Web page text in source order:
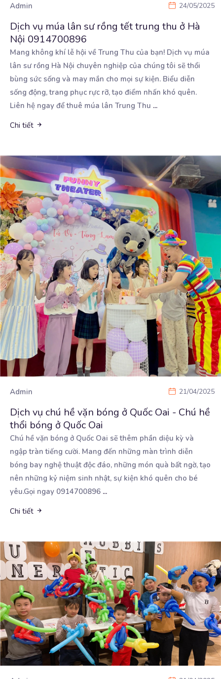
Admin 24/05/2025
Dịch vụ múa lân sư rồng tết trung thu ở Hà
Nội 0914700896
Mang không khí lễ hội về Trung Thu của bạn! Dịch vụ múa
lân sư rồng Hà Nội chuyên nghiệp của chúng tôi sẽ thổi
bùng sức sống và may mắn cho mọi sự kiện. Biểu diễn
sống động, trang phục rực rỡ, tạo điểm nhấn khó quên.
Liên hệ ngay để thuê múa lân Trung Thu ...
Chi tiết
Admin 21/04/2025
Dịch vụ chú hề vặn bóng ở Quốc Oai - Chú hề
thổi bóng ở Quốc Oai
Chú hề vặn bóng ở Quốc Oai sẽ thêm phần diệu kỳ và
ngập tràn tiếng cười. Mang đến những màn trình diễn
bóng bay nghệ thuật độc đáo, những món quà bất ngờ, tạo
nên những kỷ niệm sinh nhật, sự kiện khó quên cho bé
yêu.Gọi ngay 0914700896 ...
Chi tiết